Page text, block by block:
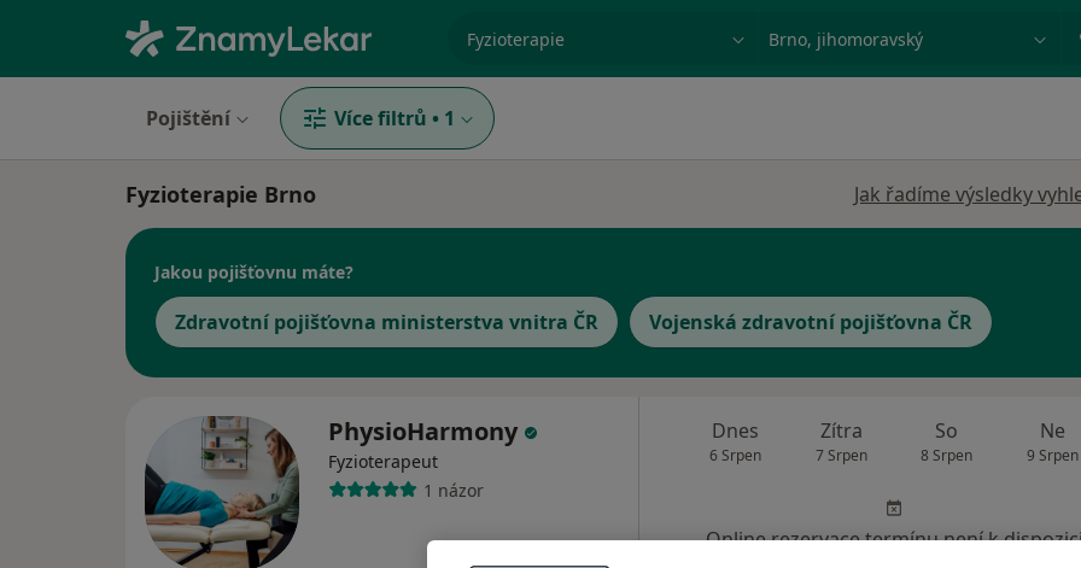
Město nebo region
Pojištění Více filtrů • 1
Fyzioterapie Brno Jak řadíme výsledky
Jakou pojišťovnu máte?
Zdravotní pojišťovna ministerstva vnitra ČR Vojenská zdravotní pojišťovna ČR
PhysioHarmony
Fyzioterapeut
1 názor
Dnes
6 Srpen
Zítra
7 Srpen
So
8 Srpen
Ne
9 Srpen
Online rezervace termínu není k